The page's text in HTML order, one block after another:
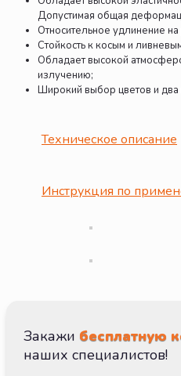
Допустимая общая
Относительное удлинение
Стойкость к косым и
Обладает высокой
излучению;
Широкий выбор цветов и
Техническое описание
Инструкция по
Закажи бесплатную
наших специалистов!